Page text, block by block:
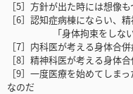
［5］方針が出た時には想像
［6］認知症病棟にならい、
「身体拘束をしない同
［7］内科医が考える身体合
［8］精神科医が考える身体
［9］一度医療を始めてしま
なのだ